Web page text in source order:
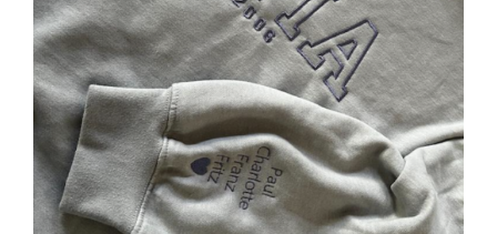
SELECT OPTIONS / DETAILS